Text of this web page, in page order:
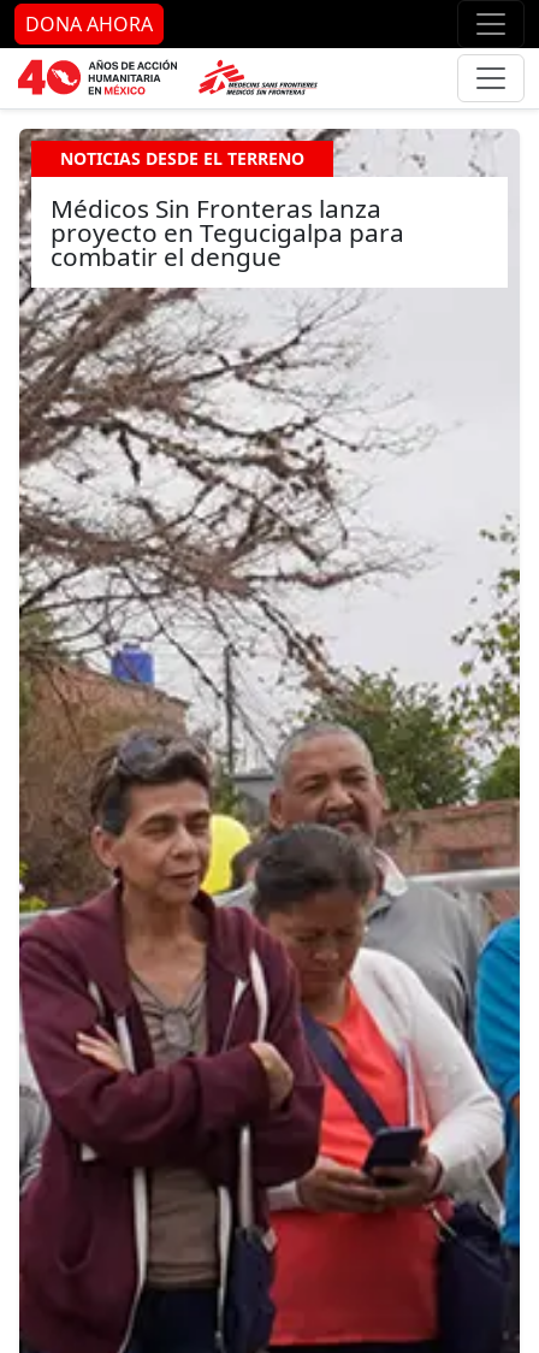
Ir al contenido principal Ir
DONA AHORA
NOTICIAS DESDE EL TERRENO
Médicos Sin Fronteras lanza
proyecto en Tegucigalpa para
combatir el dengue